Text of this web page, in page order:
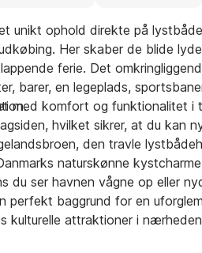
unikt ophold direkte på
Her skaber de blide
ferie. Det
barer, en legeplads,
med komfort og funktionalitet i
hvilket sikrer, at du kan
den travle
naturskønne
du ser havnen vågne op eller
perfekt baggrund for en
kulturelle attraktioner i
Dette hjem er en